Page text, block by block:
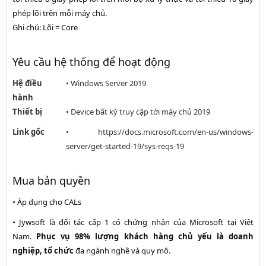
phép lõi trên mỗi máy chủ.
Ghi chú: Lõi = Core
Yêu cầu hệ thống để hoạt động
Hệ điều
hành
• Windows Server 2019
Thiết bị
• Device bất kỳ truy cập tới máy chủ 2019
Link gốc
• https://docs.microsoft.com/en-us/windows-
server/get-started-19/sys-reqs-19
Mua bản quyền
• Áp dụng cho CALs
• Jywsoft là đối tác cấp 1 có chứng nhận của Microsoft tại Việt
Nam. Phục vụ 98% lượng khách hàng chủ yếu là doanh
nghiệp, tổ chứcđa ngành nghề và quy mô.